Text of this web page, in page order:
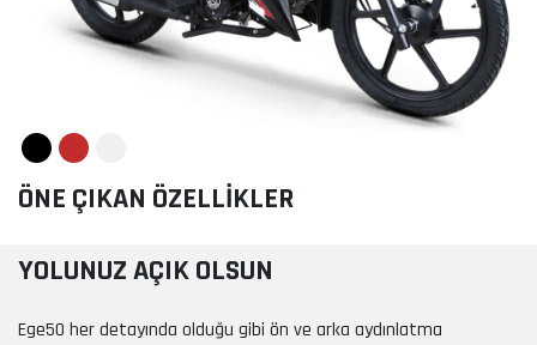
ÖNE ÇIKAN ÖZELLİKLER
YOLUNUZ AÇIK OLSUN
Ege50 her detayında olduğu gibi ön ve arka aydınlatma